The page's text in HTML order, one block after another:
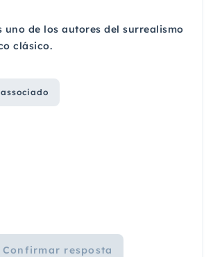
uno de los autores del surrealismo
clásico.
Confirmar resposta